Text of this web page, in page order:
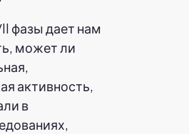
фазы дает нам
может ли
активность,
в